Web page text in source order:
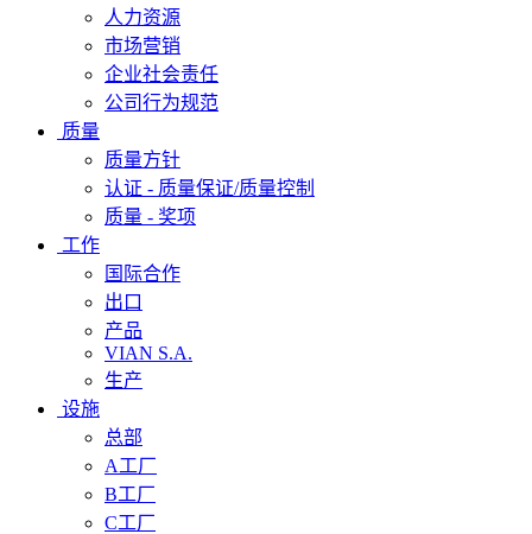
人力资源
市场营销
企业社会责任
公司行为规范
质量
质量方针
认证 - 质量保证/质量控制
质量 - 奖项
工作
国际合作
出口
产品
VIAN S.A.
生产
设施
总部
A工厂
B工厂
C工厂